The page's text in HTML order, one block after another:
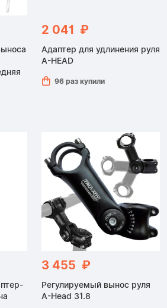
2 041 ₽
Адаптер для удлинения руля
A-HEAD
96 раз купили
3 455 ₽
Регулируемый вынос руля
A-Head 31.8